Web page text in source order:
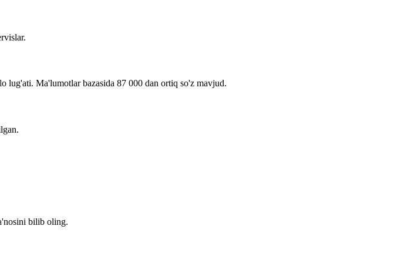
Ma'lumotlar bazasida 87 000 dan ortiq so'z mavjud.
bilib oling.